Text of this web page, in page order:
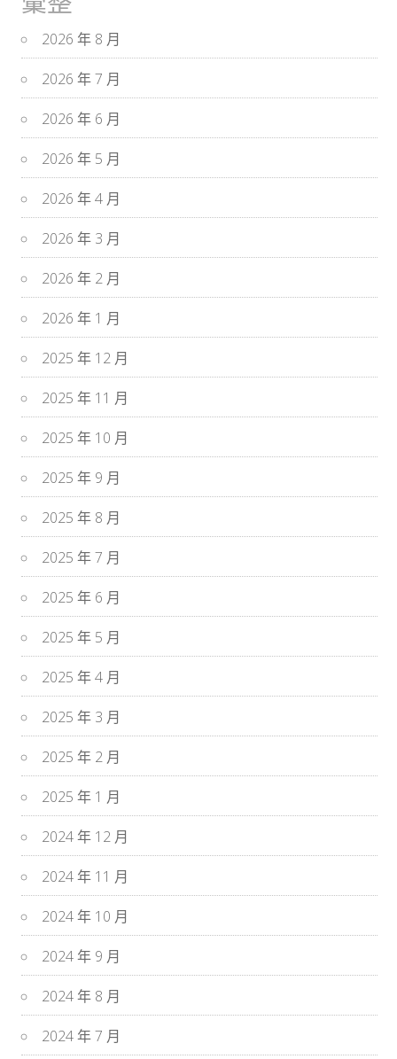
2026 年 8 月
2026 年 7 月
2026 年 6 月
2026 年 5 月
2026 年 4 月
2026 年 3 月
2026 年 2 月
2026 年 1 月
2025 年 12 月
2025 年 11 月
2025 年 10 月
2025 年 9 月
2025 年 8 月
2025 年 7 月
2025 年 6 月
2025 年 5 月
2025 年 4 月
2025 年 3 月
2025 年 2 月
2025 年 1 月
2024 年 12 月
2024 年 11 月
2024 年 10 月
2024 年 9 月
2024 年 8 月
2024 年 7 月